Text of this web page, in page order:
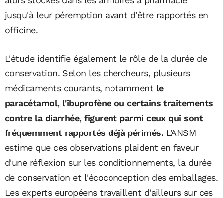
jusqu'à leur péremption avant d'être rapportés en
officine.
L'étude identifie également le rôle de la durée de
conservation. Selon les chercheurs, plusieurs
médicaments courants, notamment le
paracétamol, l'ibuprofène ou certains traitements
contre la diarrhée, figurent parmi ceux qui sont
fréquemment rapportés déjà périmés. L'ANSM
estime que ces observations plaident en faveur
d'une réflexion sur les conditionnements, la durée
de conservation et l'écoconception des emballages.
Les experts européens travaillent d'ailleurs sur ces